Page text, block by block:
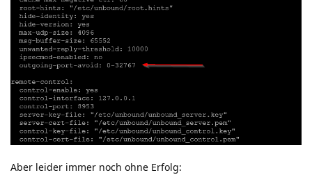
Aber leider immer noch ohne Erfolg: